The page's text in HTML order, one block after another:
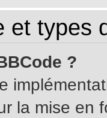
et types
?
la mise en